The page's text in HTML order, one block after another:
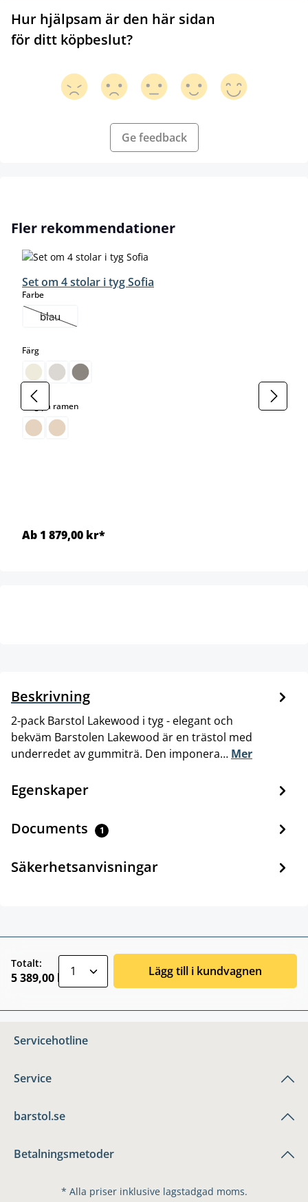
Hur hjälpsam är den här sidan
för ditt köpbeslut?
Ge feedback
Hoppa över produktgalleri
Fler rekommendationer
Set om 4 stolar i tyg Sofia
Farbeselect
blau
(Det här alternativet är för närvarande inte tillgängligt.)
Färgselect
Färg på ramen
Ab 1 879,00 kr*
Beskrivning
2-pack Barstol Lakewood i tyg - elegant och
bekväm Barstolen Lakewood är en trästol med
underredet av gummiträ. Den imponera… Mer
Egenskaper
Documents 1
Säkerhetsanvisningar
Totalt:
5 389,00 kr Lägg till i kundvagnen
Servicehotline
Service
barstol.se
Betalningsmetoder
* Alla priser inklusive lagstadgad moms.